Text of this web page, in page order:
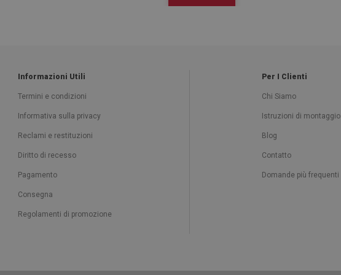
Informazioni Utili
Termini e condizioni
Informativa sulla privacy
Reclami e restituzioni
Diritto di recesso
Pagamento
Consegna
Regolamenti di promozione
Per I Clienti
Chi Siamo
Istruzioni di montaggio
Blog
Contatto
Domande più frequenti